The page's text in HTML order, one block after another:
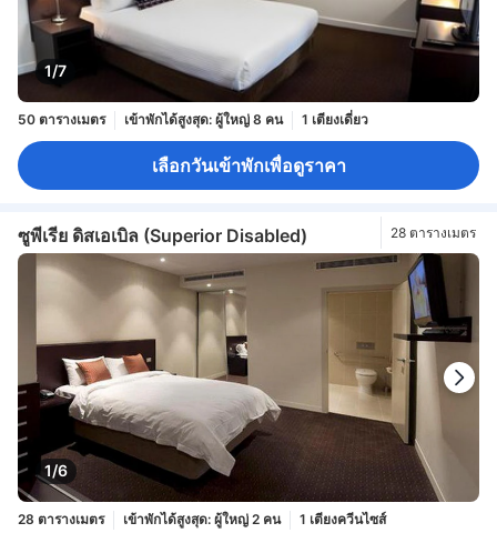
1/7
50 ตารางเมตร เข้าพักได้สูงสุด: ผู้ใหญ่ 8 คน 1 เตียงเดี่ยว
เลือกวันเข้าพักเพื่อดูราคา
ซูพีเรีย ดิสเอเบิล (Superior Disabled) 28 ตารางเมตร
1/6
28 ตารางเมตร เข้าพักได้สูงสุด: ผู้ใหญ่ 2 คน 1 เตียงควีนไซส์